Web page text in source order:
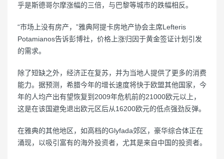
乎是斯德哥尔摩涨幅的三倍，与巴黎等城市的跌幅相反。
“市场上没有房产，”雅典阿提卡房地产协会主席Lefteris
Potamianos告诉彭博社，价格上涨归因于黄金签证计划引发
的需求。
除了短缺之外，经济正在复苏，并为当地人提供了更多的消费
能力。据预测，希腊今年的增长速度将快于欧盟其他国家，今
年的人均产出有望恢复到2009年危机前的21000欧元以上，
这是在该国避免退出欧元区后从16200欧元的低点强劲反弹。
在雅典的其他地区，如高档的Glyfada郊区，豪华综合体正在
涌现，以吸引富有的海外投资者，尤其是来自中国的投资者。